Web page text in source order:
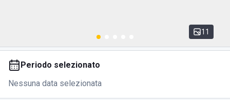
11
Periodo selezionato
Nessuna data selezionata